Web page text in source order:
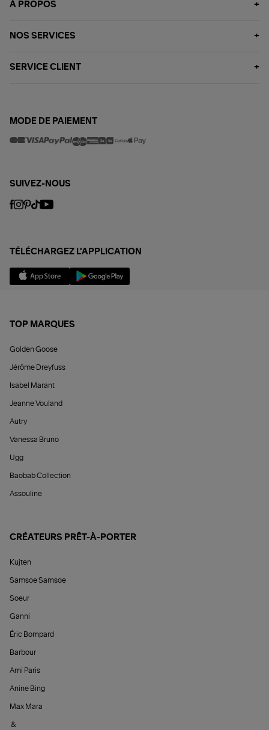
À PROPOS
NOS SERVICES
SERVICE CLIENT
MODE DE PAIEMENT
SUIVEZ-NOUS
TÉLÉCHARGEZ L'APPLICATION
TOP MARQUES
Golden Goose
Jérôme Dreyfuss
Isabel Marant
Jeanne Vouland
Autry
Vanessa Bruno
Ugg
Baobab Collection
Assouline
CRÉATEURS PRÊT-À-PORTER
Kujten
Samsoe Samsoe
Soeur
Ganni
Éric Bompard
Barbour
Ami Paris
Anine Bing
Max Mara
&